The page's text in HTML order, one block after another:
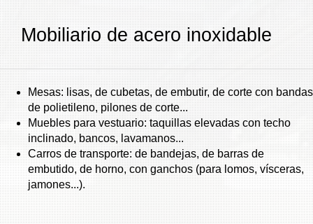
Mobiliario de acero inoxidable
Mesas: lisas, de cubetas, de embutir, de corte con bandas
de polietileno, pilones de corte...
Muebles para vestuario: taquillas elevadas con techo
inclinado, bancos, lavamanos...
Carros de transporte: de bandejas, de barras de
embutido, de horno, con ganchos (para lomos, vísceras,
jamones...).